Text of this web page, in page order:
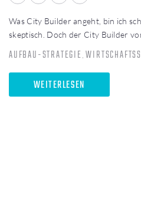
Was City Builder angeht, bin ich
skeptisch. Doch der City Builder
AUFBAU-STRATEGIE ,
WEITERLESEN